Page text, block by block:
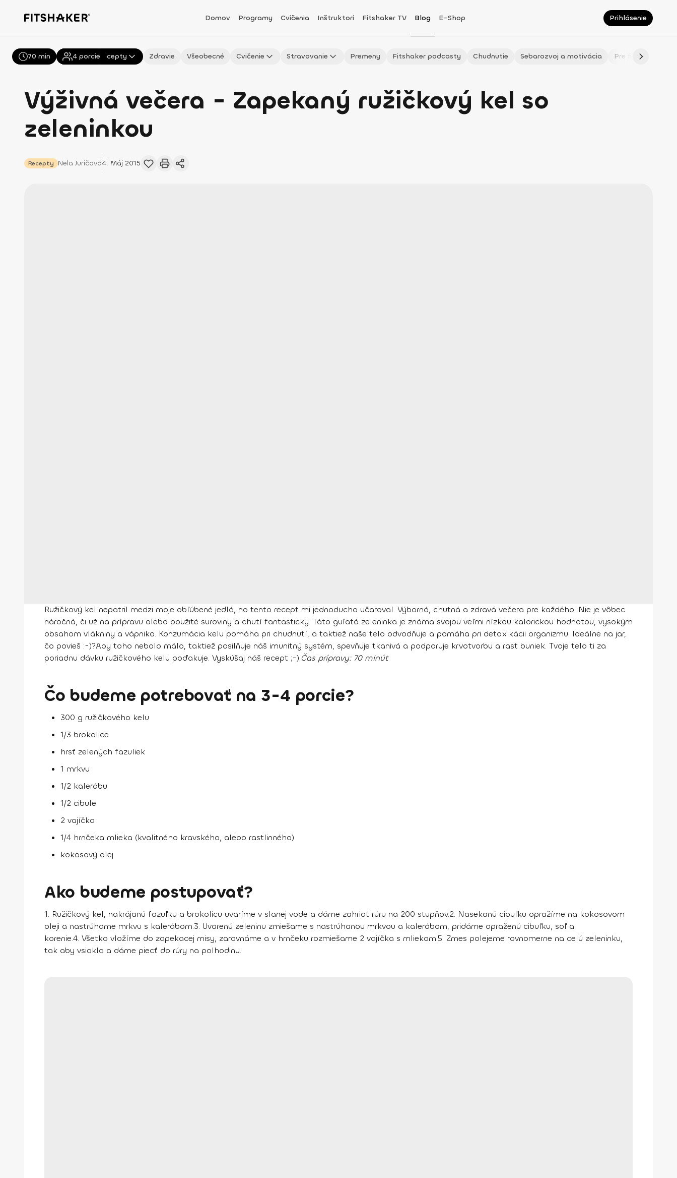
Domov Programy Cvičenia Inštruktori Fitshaker TV Blog E-Shop Prihlásenie
Všetky Recepty Zdravie Všeobecné Cvičenie Stravovanie Premeny Fitshaker podcasty Chudnutie Sebarozvoj a motivácia Pre fitmaminky
Výživná večera - Zapekaný ružičkový kel so
zeleninkou
Recepty Nela Juričová4. Máj 2015
70 min 4 porcie
Ružičkový kel nepatril medzi moje obľúbené jedlá, no tento recept mi jednoducho učaroval. Výborná, chutná a zdravá večera pre každého. Nie je vôbec
náročná, či už na prípravu alebo použité suroviny a chutí fantasticky. Táto guľatá zeleninka je známa svojou veľmi nízkou kalorickou hodnotou, vysokým
obsahom vlákniny a vápnika. Konzumácia kelu pomáha pri chudnutí, a taktiež naše telo odvodňuje a pomáha pri detoxikácii organizmu. Ideálne na jar,
čo povieš :-)?Aby toho nebolo málo, taktiež posilňuje náš imunitný systém, spevňuje tkanivá a podporuje krvotvorbu a rast buniek. Tvoje telo ti za
poriadnu dávku ružičkového kelu poďakuje. Vyskúšaj náš recept ;-).Čas prípravy:70 minút
Čo budeme potrebovať na 3-4 porcie?
300 g ružičkového kelu
1/3 brokolice
hrsť zelených fazuliek
1 mrkvu
1/2 kalerábu
1/2 cibule
2 vajíčka
1/4 hrnčeka mlieka (kvalitného kravského, alebo rastlinného)
kokosový olej
Ako budeme postupovať?
1. Ružičkový kel, nakrájanú fazuľku a brokolicu uvaríme v slanej vode a dáme zahriať rúru na 200 stupňov.2. Nasekanú cibuľku opražíme na kokosovom
oleji a nastrúhame mrkvu s kalerábom.3. Uvarenú zeleninu zmiešame s nastrúhanou mrkvou a kalerábom, pridáme opraženú cibuľku, soľ a
korenie.4. Všetko vložíme do zapekacej misy, zarovnáme a v hrnčeku rozmiešame 2 vajíčka s mliekom.5. Zmes polejeme rovnomerne na celú zeleninku,
tak aby vsiakla a dáme piecť do rúry na polhodinu.